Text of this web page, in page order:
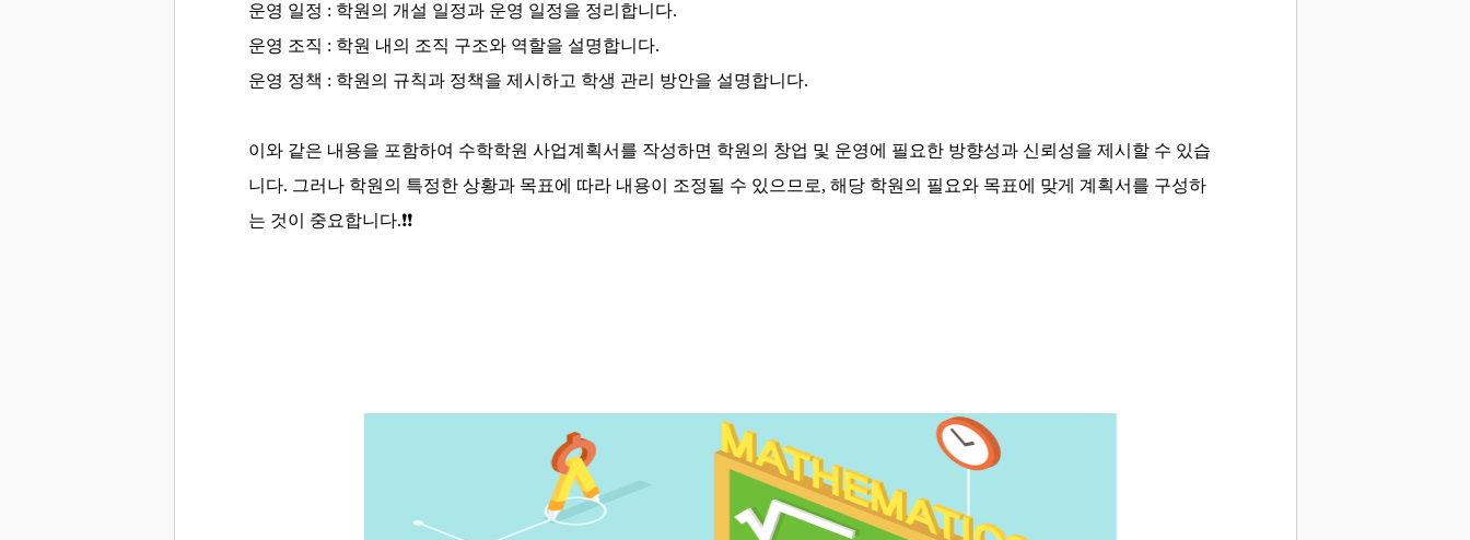
운영 일정 : 학원의 개설 일정과 운영 일정을 정리합니다.
운영 조직 : 학원 내의 조직 구조와 역할을 설명합니다.
운영 정책 : 학원의 규칙과 정책을 제시하고 학생 관리 방안을 설명합니다.
이와 같은 내용을 포함하여 수학학원 사업계획서를 작성하면 학원의 창업 및 운영에 필요한 방향성과 신뢰성을 제시할 수 있습
니다. 그러나 학원의 특정한 상황과 목표에 따라 내용이 조정될 수 있으므로, 해당 학원의 필요와 목표에 맞게 계획서를 구성하
는 것이 중요합니다.❗❗